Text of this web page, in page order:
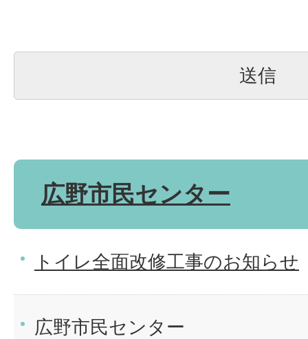
広野市民センター
トイレ全面改修工事のお知らせ
広野市民センター